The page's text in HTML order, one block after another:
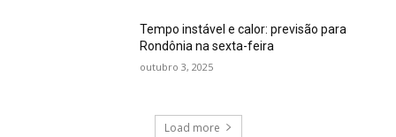
Tempo instável e calor: previsão para
Rondônia na sexta-feira
outubro 3, 2025
Load more